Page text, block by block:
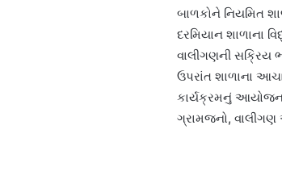
બાળકોને નિયમિત
દરમિયાન શાળાના
વાલીગણની સક્રિય
ઉપરાંત શાળાના
કાર્યક્રમનું આયોજન
ગ્રામજનો,